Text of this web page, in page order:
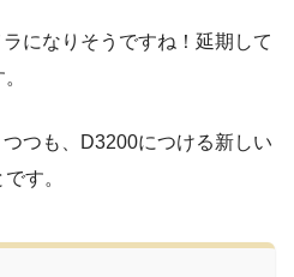
になりそうですね！延期して
つも、D3200につける新しい
す。